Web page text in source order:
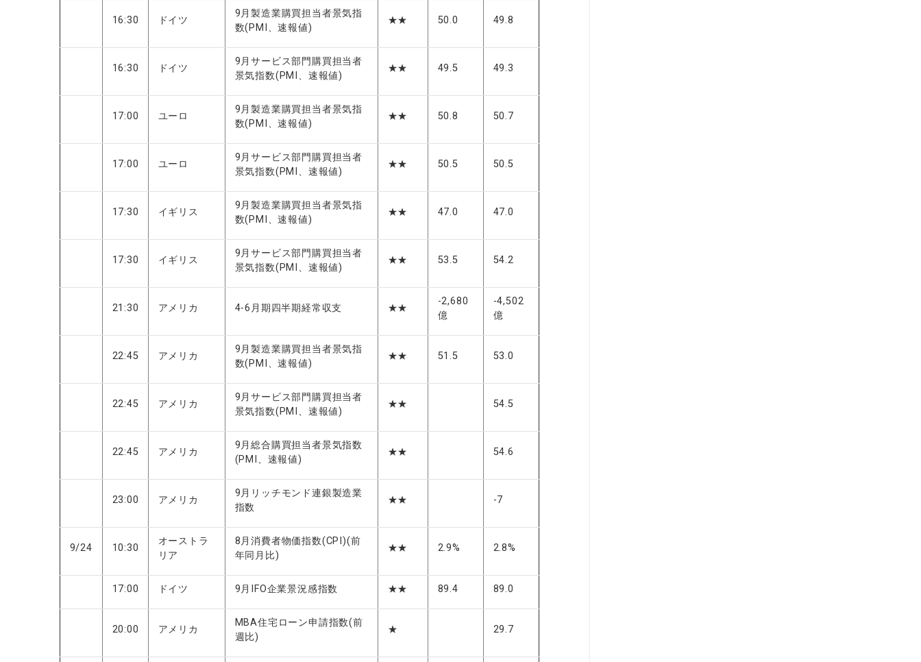
16:30 ドイツ
9月製造業購買担当者景気指
数(PMI、速報値)
★★ 50.0 49.8
16:30 ドイツ
9月サービス部門購買担当者
景気指数(PMI、速報値)
★★ 49.5 49.3
17:00 ユーロ
9月製造業購買担当者景気指
数(PMI、速報値)
★★ 50.8 50.7
17:00 ユーロ
9月サービス部門購買担当者
景気指数(PMI、速報値)
★★ 50.5 50.5
17:30 イギリス
9月製造業購買担当者景気指
数(PMI、速報値)
★★ 47.0 47.0
17:30 イギリス
9月サービス部門購買担当者
景気指数(PMI、速報値)
★★ 53.5 54.2
21:30 アメリカ 4-6月期四半期経常収支 ★★
-2,680
億
-4,502
億
22:45 アメリカ
9月製造業購買担当者景気指
数(PMI、速報値)
★★ 51.5 53.0
22:45 アメリカ
9月サービス部門購買担当者
景気指数(PMI、速報値)
★★ 54.5
22:45 アメリカ
9月総合購買担当者景気指数
(PMI、速報値)
★★ 54.6
23:00 アメリカ
9月リッチモンド連銀製造業
指数
★★ -7
9/24 10:30
オーストラ
リア
8月消費者物価指数(CPI)(前
年同月比)
★★ 2.9% 2.8%
17:00 ドイツ 9月IFO企業景況感指数 ★★ 89.4 89.0
20:00 アメリカ
MBA住宅ローン申請指数(前
週比)
★ 29.7